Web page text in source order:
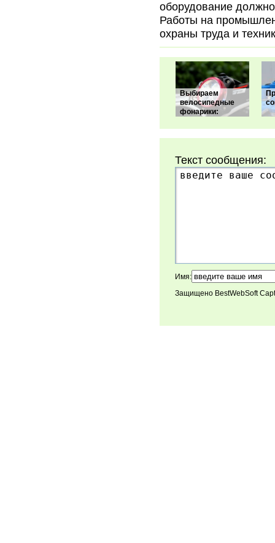
оборудование
Работы на
охраны труда и
Выбираем
велосипедные
фонарики:
Текст сообщения:
Имя:
Защищено BestWebSoft